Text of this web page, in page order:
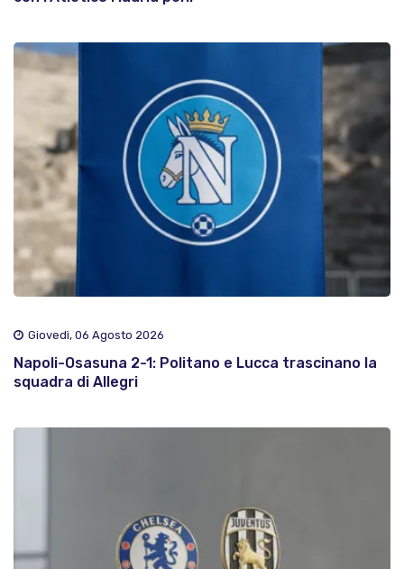
Giovedì, 06 Agosto 2026
Napoli-Osasuna 2-1: Politano e Lucca trascinano la
squadra di Allegri